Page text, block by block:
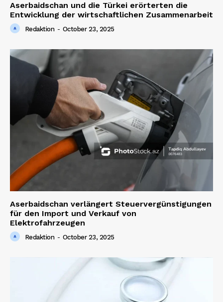
Contact us
Aserbaidschan und die Türkei erörterten die
Entwicklung der wirtschaftlichen Zusammenarbeit
Redaktion - October 23, 2025
Aserbaidschan verlängert Steuervergünstigungen
für den Import und Verkauf von
Elektrofahrzeugen
Redaktion - October 23, 2025